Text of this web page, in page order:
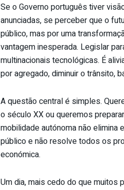
Se o Governo português tiver
anunciadas, se perceber que o
público, mas por uma
vantagem inesperada. Legislar
multinacionais tecnológicas. É
por agregado, diminuir o trânsito,
A questão central é simples.
o século XX ou queremos
mobilidade autónoma não
público e não resolve todos os
económica.
Um dia, mais cedo do que muitos